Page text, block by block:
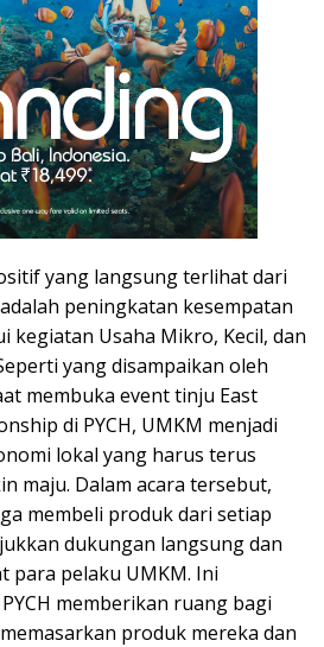
yang langsung terlihat dari
peningkatan kesempatan
kegiatan Usaha Mikro, Kecil, dan
yang disampaikan oleh
membuka event tinju East
di PYCH, UMKM menjadi
lokal yang harus terus
maju. Dalam acara tersebut,
membeli produk dari setiap
dukungan langsung dan
para pelaku UMKM. Ini
memberikan ruang bagi
produk mereka dan